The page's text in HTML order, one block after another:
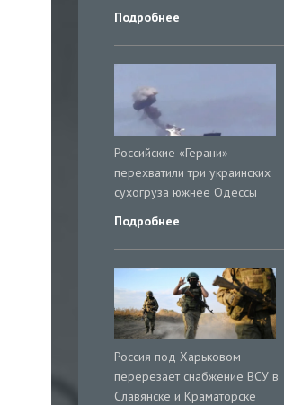
Подробнее
Российские «Герани»
перехватили три украинских
сухогруза южнее Одессы
Подробнее
Россия под Харьковом
перерезает снабжение ВСУ в
Славянске и Краматорске